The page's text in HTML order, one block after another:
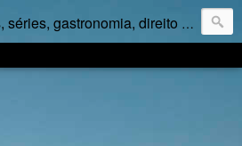
gastronomia, direito e palpites a granel.